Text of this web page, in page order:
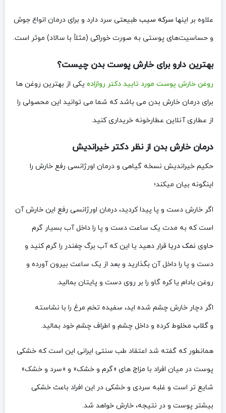
علاوه بر اینها سرکه سیب طبیعتی سرد دارد و برای درمان انواع جوش
و حساسیت‌های پوستی به صورت خوراکی (مثلاً با سالاد) موثر است.
بهترین دارو برای خارش پوست بدن چیست؟
روغن خارش پوست مورد تایید دکتر روازاده یکی از بهترین روغن ها
برای درمان خارش بدن می باشد که شما می توانید این محصولی را
از عطاری آنلاین عطارخونه خریداری کنید.
درمان خارش بدن از نظر دکتر خیراندیش
حکیم خیراندیش نسخه گیاهی و درمان اورژانسی رفع خارش را
اینگونه بیان میکند؛
اگر خارش دست و پا پیدا کردید، درمان اورژانسی رفع این خارش آن
است که به مدت یک ساعت دست و پا را داخل آب بسیار گرم
حاوی نمک دریا قرار دهید یا این که آب برگ چغندر را گرم کنید و
دست و پا را داخل آن بگذارید و بعد از یک ساعت بیرون آورده و
روغن بادام یا کره گاو را بر روی دست و پایتان بمالید.
اگر دچار خارش چشم شده اید، سفیده تخم مرغ را با نشاسته
وگلاب مخلوط کرده و داخل چشم و اطراف چشم خود بمالید.
همانطور که گفته شد اعتقاد طب سنتی ایرانی این است که خشکی
پوست در میان افراد با مزاج های «گرم و خشک» و «سرد و خشک»
شایع تر است و غلبه سردی و خشکی در این افراد باعث خشکی
بیشتر پوست و در نتیجه، خارش خواهد شد.